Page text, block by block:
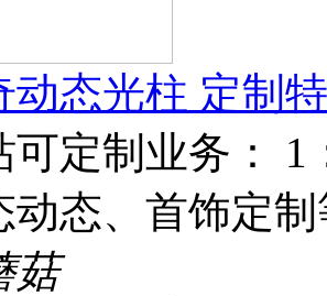
动态光柱 定制
可定制业务： 1
动态、首饰定
菇